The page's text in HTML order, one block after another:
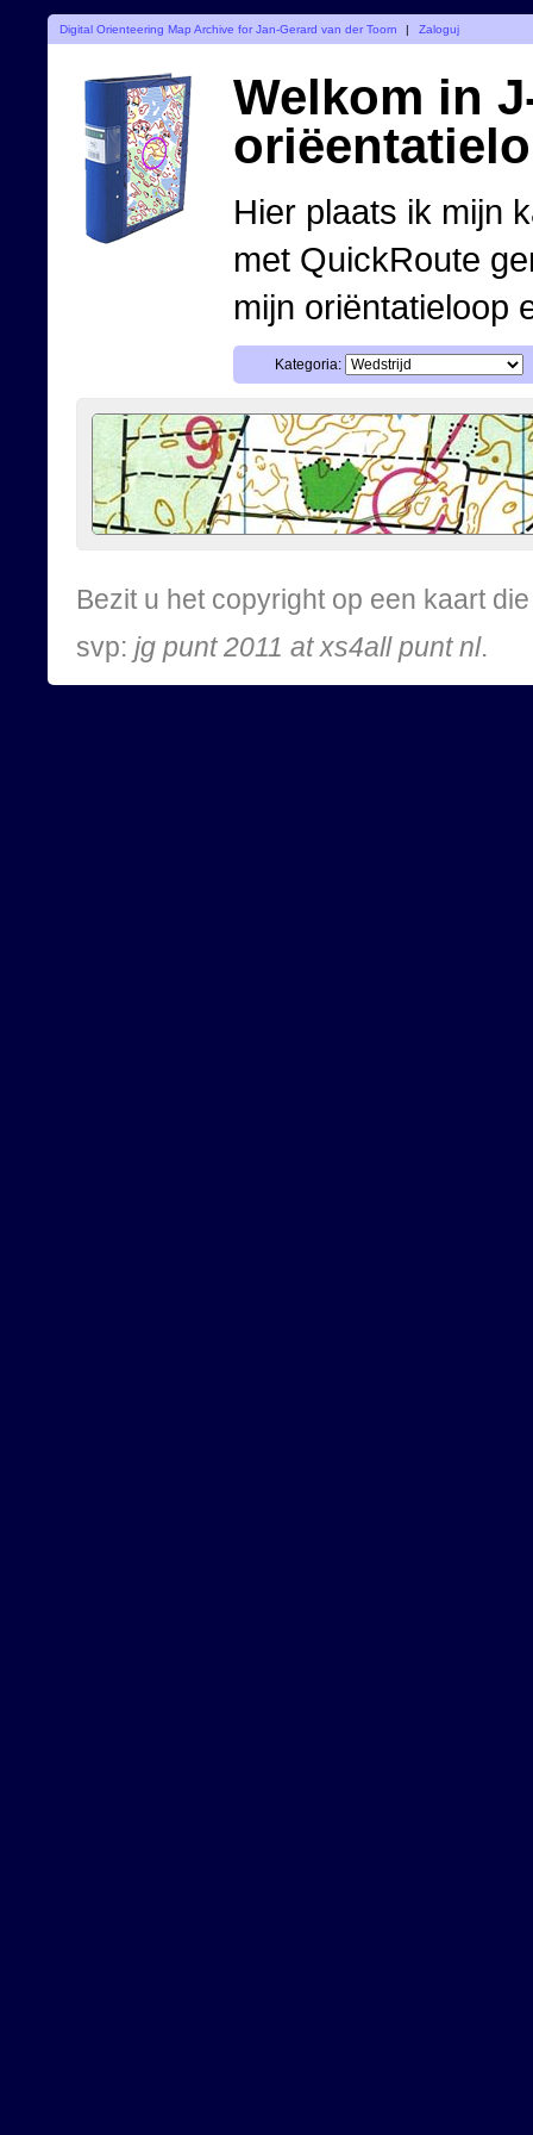
Digital Orienteering Map Archive for Jan-Gerard van der Toorn | Zaloguj
Welkom in
Hier plaats ik mijn
met QuickRoute
mijn oriëntatieloop
Kategoria:
Bezit u het copyright op een kaart
svp: jg punt 2011 at xs4all punt nl.